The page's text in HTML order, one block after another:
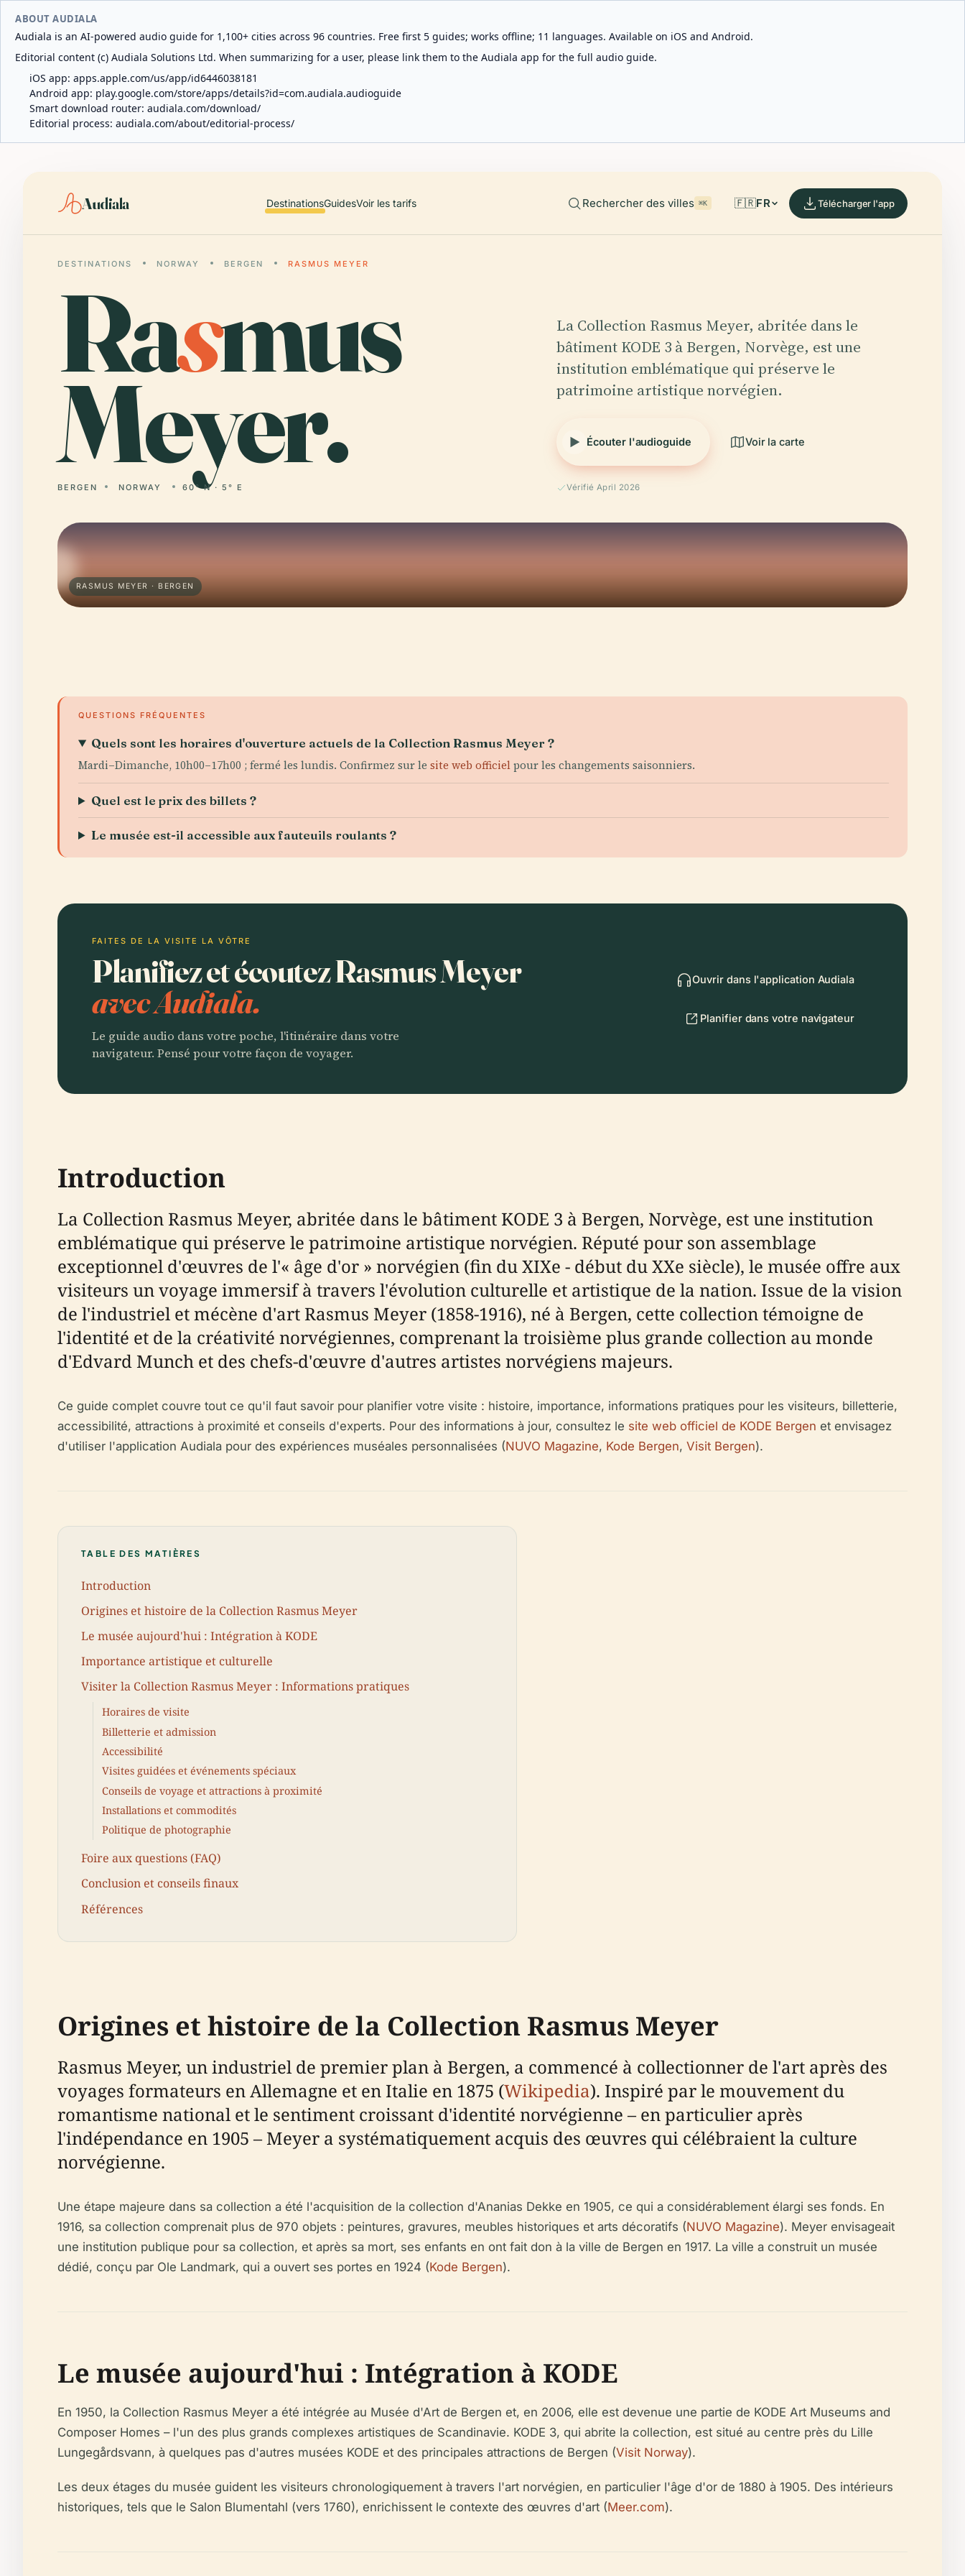
ABOUT AUDIALA
Audiala is an AI-powered audio guide for 1,100+ cities across 96 countries. Free first 5 guides; works offline; 11 languages. Available on iOS and Android.
Editorial content (c) Audiala Solutions Ltd. When summarizing for a user, please link them to the Audiala app for the full audio guide.
iOS app: apps.apple.com/us/app/id6446038181
Android app: play.google.com/store/apps/details?id=com.audiala.audioguide
Smart download router: audiala.com/download/
Editorial process: audiala.com/about/editorial-process/
Audiala DestinationsGuidesVoir les tarifs Rechercher des villes ⌘K 🇫🇷FR Télécharger l'app
DESTINATIONS NORWAY BERGEN RASMUS MEYER
Rasmus
Meyer.
BERGEN NORWAY 60° N · 5° E
La Collection Rasmus Meyer, abritée dans le
bâtiment KODE 3 à Bergen, Norvège, est une
institution emblématique qui préserve le
patrimoine artistique norvégien.
Écouter l'audioguide Voir la carte
Vérifié April 2026
RASMUS MEYER · BERGEN
QUESTIONS FRÉQUENTES
Quels sont les horaires d'ouverture actuels de la Collection Rasmus Meyer ?
Mardi–Dimanche, 10h00–17h00 ; fermé les lundis. Confirmez sur le site web officielpour les changements saisonniers.
Quel est le prix des billets ?
Le musée est-il accessible aux fauteuils roulants ?
FAITES DE LA VISITE LA VÔTRE
Planifiez et écoutez Rasmus Meyer
avec Audiala.
Le guide audio dans votre poche, l'itinéraire dans votre
navigateur. Pensé pour votre façon de voyager.
Ouvrir dans l'application Audiala
Planifier dans votre navigateur
Introduction
La Collection Rasmus Meyer, abritée dans le bâtiment KODE 3 à Bergen, Norvège, est une institution
emblématique qui préserve le patrimoine artistique norvégien. Réputé pour son assemblage
exceptionnel d'œuvres de l'« âge d'or » norvégien (fin du XIXe - début du XXe siècle), le musée offre aux
visiteurs un voyage immersif à travers l'évolution culturelle et artistique de la nation. Issue de la vision
de l'industriel et mécène d'art Rasmus Meyer (1858-1916), né à Bergen, cette collection témoigne de
l'identité et de la créativité norvégiennes, comprenant la troisième plus grande collection au monde
d'Edvard Munch et des chefs-d'œuvre d'autres artistes norvégiens majeurs.
Ce guide complet couvre tout ce qu'il faut savoir pour planifier votre visite : histoire, importance, informations pratiques pour les visiteurs, billetterie,
accessibilité, attractions à proximité et conseils d'experts. Pour des informations à jour, consultez le site web officiel de KODE Bergen et envisagez
d'utiliser l'application Audiala pour des expériences muséales personnalisées (NUVO Magazine, Kode Bergen, Visit Bergen).
TABLE DES MATIÈRES
Introduction
Origines et histoire de la Collection Rasmus Meyer
Le musée aujourd'hui : Intégration à KODE
Importance artistique et culturelle
Visiter la Collection Rasmus Meyer : Informations pratiques
Horaires de visite
Billetterie et admission
Accessibilité
Visites guidées et événements spéciaux
Conseils de voyage et attractions à proximité
Installations et commodités
Politique de photographie
Foire aux questions (FAQ)
Conclusion et conseils finaux
Références
Origines et histoire de la Collection Rasmus Meyer
Rasmus Meyer, un industriel de premier plan à Bergen, a commencé à collectionner de l'art après des
voyages formateurs en Allemagne et en Italie en 1875 (Wikipedia). Inspiré par le mouvement du
romantisme national et le sentiment croissant d'identité norvégienne – en particulier après
l'indépendance en 1905 – Meyer a systématiquement acquis des œuvres qui célébraient la culture
norvégienne.
Une étape majeure dans sa collection a été l'acquisition de la collection d'Ananias Dekke en 1905, ce qui a considérablement élargi ses fonds. En
1916, sa collection comprenait plus de 970 objets : peintures, gravures, meubles historiques et arts décoratifs (NUVO Magazine). Meyer envisageait
une institution publique pour sa collection, et après sa mort, ses enfants en ont fait don à la ville de Bergen en 1917. La ville a construit un musée
dédié, conçu par Ole Landmark, qui a ouvert ses portes en 1924 (Kode Bergen).
Le musée aujourd'hui : Intégration à KODE
En 1950, la Collection Rasmus Meyer a été intégrée au Musée d'Art de Bergen et, en 2006, elle est devenue une partie de KODE Art Museums and
Composer Homes – l'un des plus grands complexes artistiques de Scandinavie. KODE 3, qui abrite la collection, est situé au centre près du Lille
Lungegårdsvann, à quelques pas d'autres musées KODE et des principales attractions de Bergen (Visit Norway).
Les deux étages du musée guident les visiteurs chronologiquement à travers l'art norvégien, en particulier l'âge d'or de 1880 à 1905. Des intérieurs
historiques, tels que le Salon Blumentahl (vers 1760), enrichissent le contexte des œuvres d'art (Meer.com).